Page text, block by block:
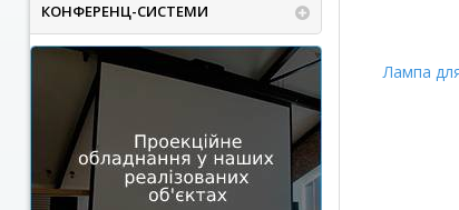
КОНФЕРЕНЦ-СИСТЕМИ